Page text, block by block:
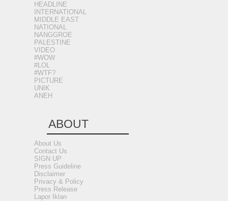
HEADLINE
INTERNATIONAL
MIDDLE EAST
NATIONAL
NANGGROE
PALESTINE
VIDEO
#WOW
#LOL
#WTF?
PICTURE
UNIK
ANEH
ABOUT
About Us
Contact Us
SIGN UP
Press Guideline
Disclaimer
Privacy & Policy
Press Release
Lapor Iklan